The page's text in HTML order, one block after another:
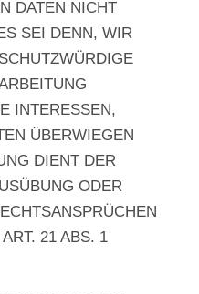
DATEN NICHT
SEI DENN, WIR
INTERESSEN,
ÜBERWIEGEN
DIENT DER
ODER
21 ABS. 1